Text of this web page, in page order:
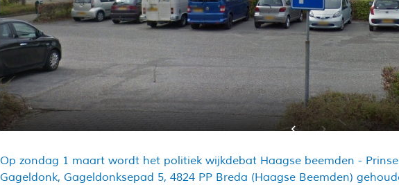
Op zondag 1 maart wordt het politiek wijkdebat Haagse beemden -
Gageldonk, Gageldonksepad 5, 4824 PP Breda (Haagse Beemden)